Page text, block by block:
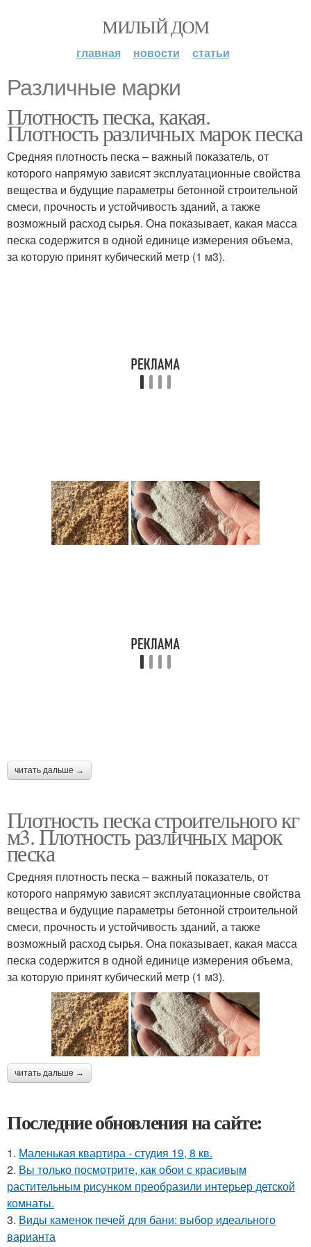
МИЛЫЙ ДОМ
главная новости статьи
Различные марки
Плотность песка, какая.
Плотность различных марок песка
Средняя плотность песка – важный показатель, от
которого напрямую зависят эксплуатационные свойства
вещества и будущие параметры бетонной строительной
смеси, прочность и устойчивость зданий, а также
возможный расход сырья. Она показывает, какая масса
песка содержится в одной единице измерения объема,
за которую принят кубический метр (1 м3).
читать дальше →
Плотность песка строительного кг
м3. Плотность различных марок
песка
Средняя плотность песка – важный показатель, от
которого напрямую зависят эксплуатационные свойства
вещества и будущие параметры бетонной строительной
смеси, прочность и устойчивость зданий, а также
возможный расход сырья. Она показывает, какая масса
песка содержится в одной единице измерения объема,
за которую принят кубический метр (1 м3).
читать дальше →
Последние обновления на сайте:
1. Маленькая квартира - студия 19, 8 кв.
2. Вы только посмотрите, как обои с красивым
растительным рисунком преобразили интерьер детской
комнаты.
3. Виды каменок печей для бани: выбор идеального
варианта